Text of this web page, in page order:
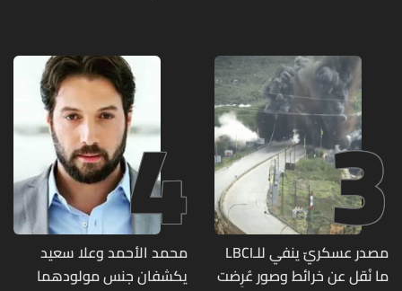
متورطين
3
مصدر عسكريّ ينفي للـLBCI
ما نُقل عن خرائط وصور عُرِضت
4
محمد الأحمد وعلا سعيد
يكشفان جنس مولودهما